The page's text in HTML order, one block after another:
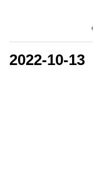
2022-10-13